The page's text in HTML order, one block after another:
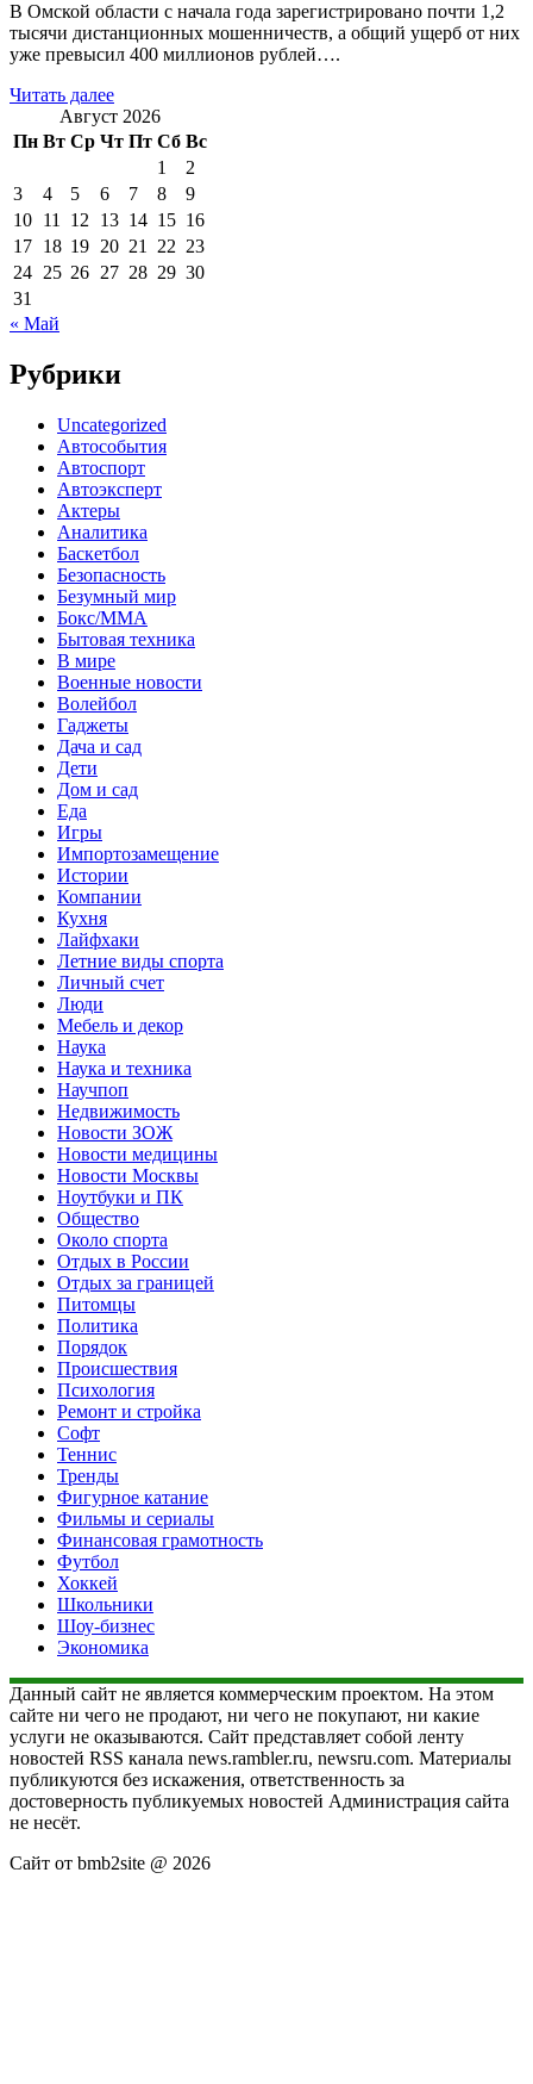
В Омской области с начала года зарегистрировано почти 1,2
тысячи дистанционных мошенничеств, а общий ущерб от них
уже превысил 400 миллионов рублей….
Читать далее
Август 2026
Пн Вт Ср Чт Пт Сб Вс
1
2
3
4 5 6 7 8
9
10 11 12 13 14 15 16
17 18 19 20 21 22 23
24 25 26 27 28 29 30
31
« Май
Рубрики
Uncategorized
Автособытия
Автоспорт
Автоэксперт
Актеры
Аналитика
Баскетбол
Безопасность
Безумный мир
Бокс/MMA
Бытовая техника
В мире
Военные новости
Волейбол
Гаджеты
Дача и сад
Дети
Дом и сад
Еда
Игры
Импортозамещение
Истории
Компании
Кухня
Лайфхаки
Летние виды спорта
Личный счет
Люди
Мебель и декор
Наука
Наука и техника
Научпоп
Недвижимость
Новости ЗОЖ
Новости медицины
Новости Москвы
Ноутбуки и ПК
Общество
Около спорта
Отдых в России
Отдых за границей
Питомцы
Политика
Порядок
Происшествия
Психология
Ремонт и стройка
Софт
Теннис
Тренды
Фигурное катание
Фильмы и сериалы
Финансовая грамотность
Футбол
Хоккей
Школьники
Шоу-бизнес
Экономика
Данный сайт не является коммерческим проектом. На этом
сайте ни чего не продают, ни чего не покупают, ни какие
услуги не оказываются. Сайт представляет собой ленту
новостей RSS канала news.rambler.ru, newsru.com. Материалы
публикуются без искажения, ответственность за
достоверность публикуемых новостей Администрация сайта
не несёт.
Сайт от bmb2site @ 2026